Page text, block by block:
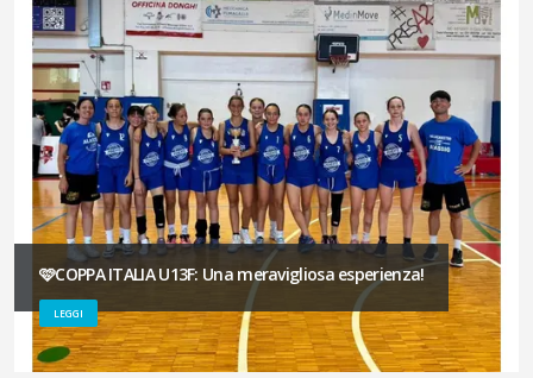
🩷COPPA ITALIA U13F: Una meravigliosa esperienza!
LEGGI